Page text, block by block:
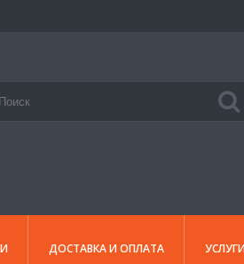
ДОСТАВКА И ОПЛАТА